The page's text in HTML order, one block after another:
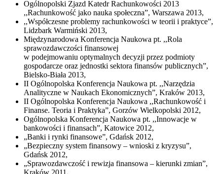
Ogólnopolski Zjazd Katedr Rachunkowości 2013
,,Rachunkowość jako nauka społeczna”, Warszawa 2013,
,,Współczesne problemy rachunkowości w teorii i praktyce”,
Lidzbark Warmiński 2013,
Międzynarodowa Konferencja Naukowa pt. ,,Rola
sprawozdawczości finansowej
w podejmowaniu optymalnych decyzji przez podmioty
gospodarcze oraz jednostki sektora finansów publicznych”,
Bielsko-Biała 2013,
II Ogólnopolska Konferencja Naukowa pt. ,,Narzędzia
Analityczne w Naukach Ekonomicznych”, Kraków 2013,
II Ogólnopolska Konferencja Naukowa ,,Rachunkowość i
Finanse. Teoria i Praktyka”, Gorzów Wielkopolski 2012,
Ogólnopolska Konferencja Naukowa pt. ,,Innowacje w
bankowości i finansach”, Katowice 2012,
„Banki i rynki finansowe”, Gdańsk 2012,
„Bezpieczny system finansowy – wnioski z kryzysu”,
Gdańsk 2012,
„Sprawozdawczość i rewizja finansowa – kierunki zmian”,
Kraków 2011,